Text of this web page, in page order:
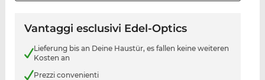
Vantaggi esclusivi Edel-Optics
Lieferung bis an Deine Haustür, es fallen keine weiteren
Kosten an
Prezzi convenienti